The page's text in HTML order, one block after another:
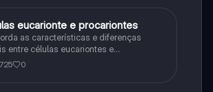
eucarionte e procariontes
as características e diferenças
entre células eucariontes e
0